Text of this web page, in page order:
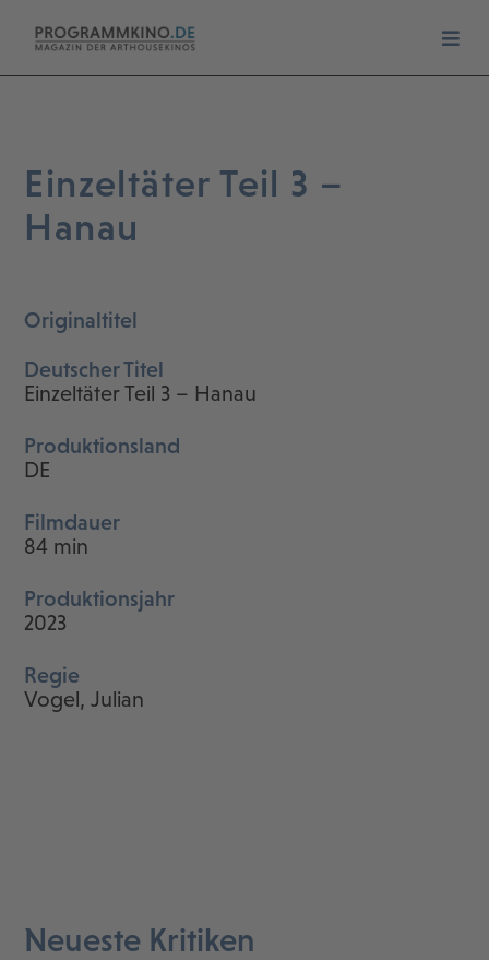
Einzeltäter Teil 3 –
Hanau
Originaltitel
Deutscher Titel
Einzeltäter Teil 3 – Hanau
Produktionsland
DE
Filmdauer
84 min
Produktionsjahr
2023
Regie
Vogel, Julian
Neueste Kritiken